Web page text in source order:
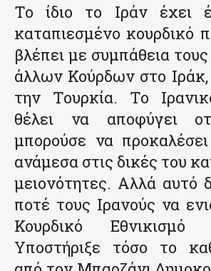
Το ίδιο το Ιράν έχει
καταπιεσμένο κουρδικό
βλέπει με συμπάθεια
άλλων Κούρδων στο Ιράκ,
την Τουρκία. Το
θέλει να αποφύγει
μπορούσε να
ανάμεσα στις δικές του
μειονότητες. Αλλά αυτό
ποτέ τους Ιρανούς να
Κουρδικό
Υποστήριξε τόσο το